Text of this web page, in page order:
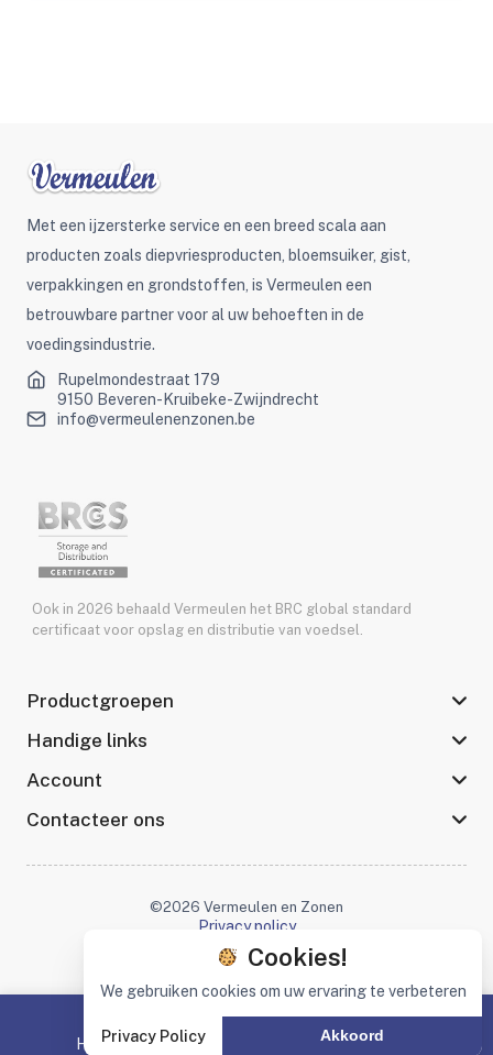
Home Productgroepen Zoeken
Met een ijzersterke service en een breed scala aan
producten zoals diepvriesproducten, bloemsuiker, gist,
verpakkingen en grondstoffen, is Vermeulen een
betrouwbare partner voor al uw behoeften in de
voedingsindustrie.
Rupelmondestraat 179
9150 Beveren-Kruibeke-Zwijndrecht
info@vermeulenenzonen.be
Ook in 2026 behaald Vermeulen het BRC global standard
certificaat voor opslag en distributie van voedsel.
Productgroepen
Handige links
Account
Contacteer ons
©2026 Vermeulen en Zonen
Privacy policy
Cookies!
We gebruiken cookies om uw ervaring te verbeteren
Privacy Policy Akkoord